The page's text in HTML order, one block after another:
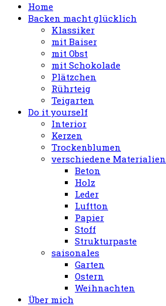
Home
Backen macht glücklich
Klassiker
mit Baiser
mit Obst
mit Schokolade
Plätzchen
Rührteig
Teigarten
Do it yourself
Interior
Kerzen
Trockenblumen
verschiedene Materialien
Beton
Holz
Leder
Luftton
Papier
Stoff
Strukturpaste
saisonales
Garten
Ostern
Weihnachten
Über mich